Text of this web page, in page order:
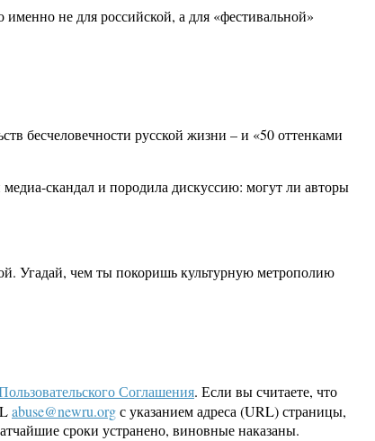
именно не для российской, а для «фестивальной»
бесчеловечности русской жизни – и «50 оттенками
скандал и породила дискуссию: могут ли авторы
Угадай, чем ты покоришь культурную метрополию
Соглашения. Если вы считаете, что
abuse@newru.orgс указанием адреса (URL) страницы,
сроки устранено, виновные наказаны.